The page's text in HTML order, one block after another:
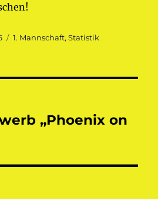
Kategorien
1. Mannschaft,Statistik
„Phoenix on